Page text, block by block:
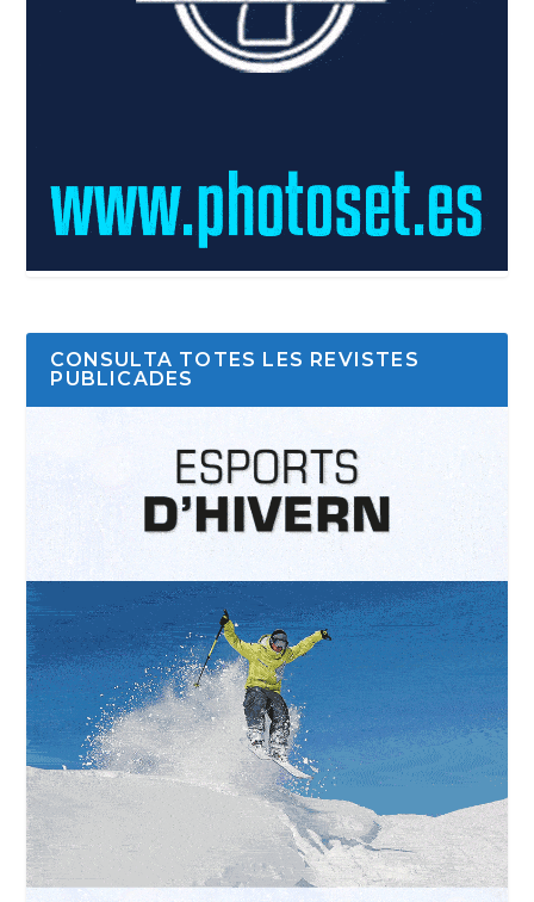
CONSULTA TOTES LES REVISTES
PUBLICADES